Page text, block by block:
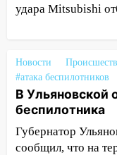
10:15
10:11
Во
Нижнекамске
республике
10:06 За
месячной
деревьев в
удара Mitsubishi
Новости
#атака беспилотников
В Ульяновской
беспилотника
Губернатор
сообщил, что на